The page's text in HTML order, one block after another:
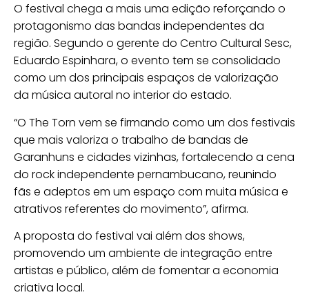
O festival chega a mais uma edição reforçando o
protagonismo das bandas independentes da
região. Segundo o gerente do Centro Cultural Sesc,
Eduardo Espinhara, o evento tem se consolidado
como um dos principais espaços de valorização
da música autoral no interior do estado.
“O The Torn vem se firmando como um dos festivais
que mais valoriza o trabalho de bandas de
Garanhuns e cidades vizinhas, fortalecendo a cena
do rock independente pernambucano, reunindo
fãs e adeptos em um espaço com muita música e
atrativos referentes do movimento”, afirma.
A proposta do festival vai além dos shows,
promovendo um ambiente de integração entre
artistas e público, além de fomentar a economia
criativa local.